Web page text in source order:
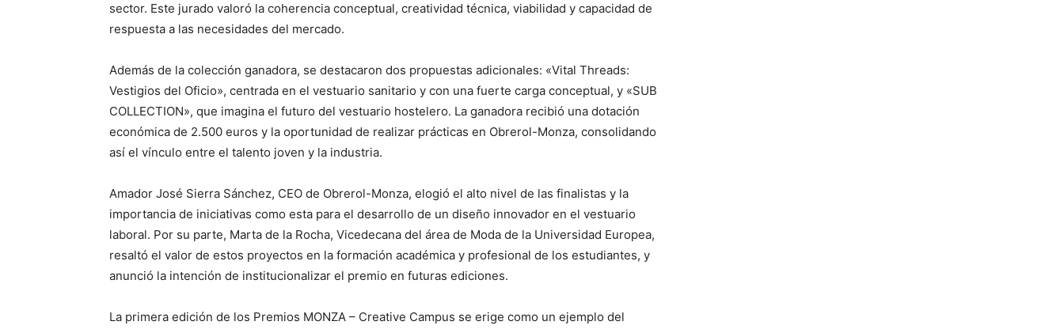
sector. Este jurado valoró la coherencia conceptual, creatividad técnica, viabilidad y capacidad de
respuesta a las necesidades del mercado.
Además de la colección ganadora, se destacaron dos propuestas adicionales: «Vital Threads:
Vestigios del Oficio», centrada en el vestuario sanitario y con una fuerte carga conceptual, y «SUB
COLLECTION», que imagina el futuro del vestuario hostelero. La ganadora recibió una dotación
económica de 2.500 euros y la oportunidad de realizar prácticas en Obrerol-Monza, consolidando
así el vínculo entre el talento joven y la industria.
Amador José Sierra Sánchez, CEO de Obrerol-Monza, elogió el alto nivel de las finalistas y la
importancia de iniciativas como esta para el desarrollo de un diseño innovador en el vestuario
laboral. Por su parte, Marta de la Rocha, Vicedecana del área de Moda de la Universidad Europea,
resaltó el valor de estos proyectos en la formación académica y profesional de los estudiantes, y
anunció la intención de institucionalizar el premio en futuras ediciones.
La primera edición de los Premios MONZA – Creative Campus se erige como un ejemplo del